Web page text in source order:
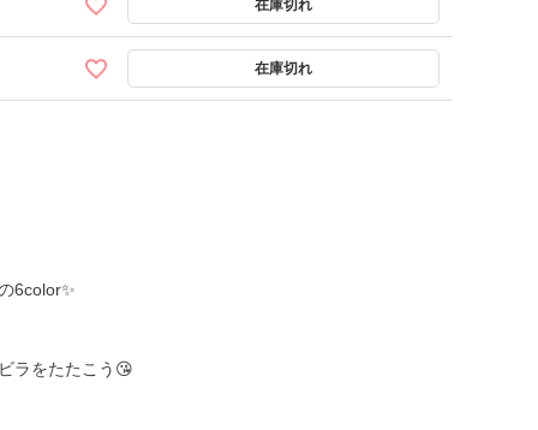
6color✨
ラをたたこう😘